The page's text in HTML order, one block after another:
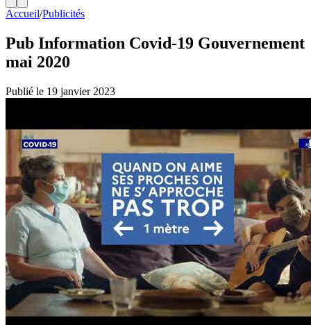
Accueil/Publicités
Pub Information Covid-19 Gouvernement
mai 2020
Publié le 19 janvier 2023